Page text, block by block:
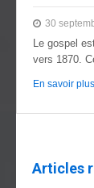
30
Le gospel
vers 1870.
En savoir plus
Articles